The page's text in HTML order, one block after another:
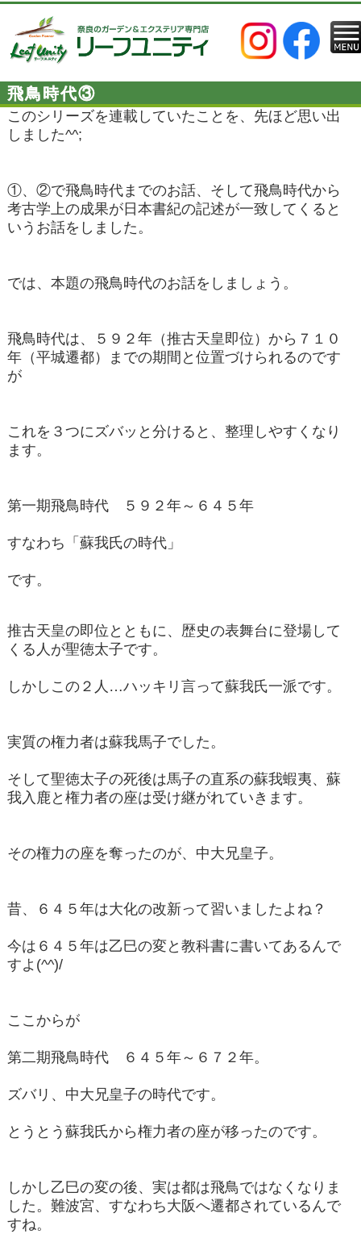
飛鳥時代③
このシリーズを連載していたことを、先ほど思い出
しました^^;
①、②で飛鳥時代までのお話、そして飛鳥時代から
考古学上の成果が日本書紀の記述が一致してくると
いうお話をしました。
では、本題の飛鳥時代のお話をしましょう。
飛鳥時代は、５９２年（推古天皇即位）から７１０
年（平城遷都）までの期間と位置づけられるのです
が
これを３つにズバッと分けると、整理しやすくなり
ます。
第一期飛鳥時代 ５９２年～６４５年
すなわち「蘇我氏の時代」
です。
推古天皇の即位とともに、歴史の表舞台に登場して
くる人が聖徳太子です。
しかしこの２人…ハッキリ言って蘇我氏一派です。
実質の権力者は蘇我馬子でした。
そして聖徳太子の死後は馬子の直系の蘇我蝦夷、蘇
我入鹿と権力者の座は受け継がれていきます。
その権力の座を奪ったのが、中大兄皇子。
昔、６４５年は大化の改新って習いましたよね？
今は６４５年は乙巳の変と教科書に書いてあるんで
すよ(^^)/
ここからが
第二期飛鳥時代 ６４５年～６７２年。
ズバリ、中大兄皇子の時代です。
とうとう蘇我氏から権力者の座が移ったのです。
しかし乙巳の変の後、実は都は飛鳥ではなくなりま
した。難波宮、すなわち大阪へ遷都されているんで
すね。